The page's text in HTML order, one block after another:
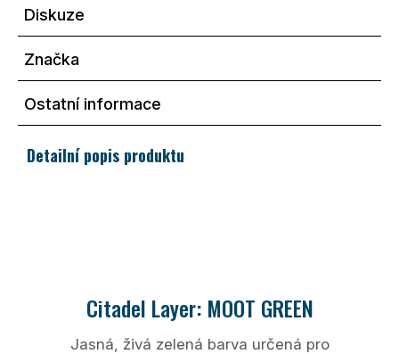
Diskuze
Značka
Ostatní informace
Detailní popis produktu
Citadel Layer: MOOT GREEN
Jasná, živá zelená barva určená pro